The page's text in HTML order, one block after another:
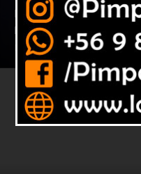
Hito ambiental: Estación
primera en Chile con
9 abril, 2026 Nacional